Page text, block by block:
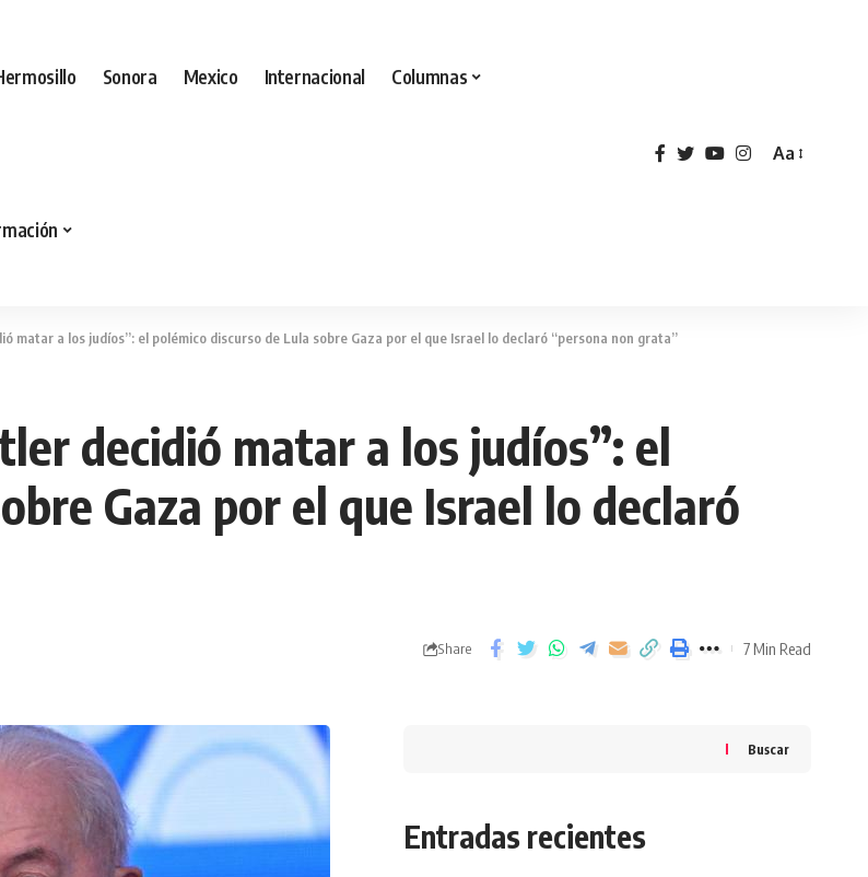
Sonora Mexico Internacional Columnas
Aa
matar a los judíos”: el polémico discurso de Lula sobre Gaza por el que Israel lo declaró “persona non grata”
decidió matar a los judíos”: el
Gaza por el que Israel lo declaró
Share 7 Min Read
Buscar
Entradas recientes